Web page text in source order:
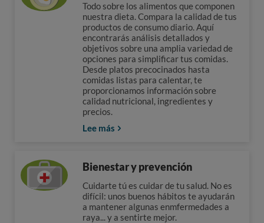
Todo sobre los alimentos que componen
nuestra dieta. Compara la calidad de tus
productos de consumo diario. Aquí
encontrarás análisis detallados y
objetivos sobre una amplia variedad de
opciones para simplificar tus comidas.
Desde platos precocinados hasta
comidas listas para calentar, te
proporcionamos información sobre
calidad nutricional, ingredientes y
precios.
Lee más
Bienestar y prevención
Cuidarte tú es cuidar de tu salud. No es
difícil: unos buenos hábitos te ayudarán
a mantener algunas enmfermedades a
raya... y a sentirte mejor.